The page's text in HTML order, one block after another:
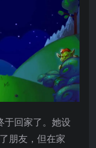
于回家了。她设
朋友，但在家